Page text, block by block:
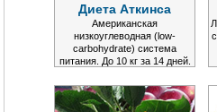
Диета Аткинса
Американская
низкоуглеводная (low-
carbohydrate) система
питания. До 10 кг за 14 дней.